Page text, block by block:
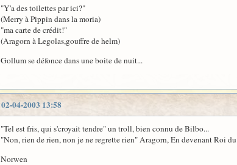
"Y'a des toilettes par ici?"
(Merry à Pippin dans la moria)
"ma carte de crédit!"
(Aragorn à Legolas,gouffre de helm)
Gollum se défonce dans une boite de nuit...
02-04-2003 13:58
"Tel est fris, qui s'croyait tendre" un troll, bien connu de Bilbo...
"Non, rien de rien, non je ne regrette rien" Aragorn, En devenant Roi
Norwen